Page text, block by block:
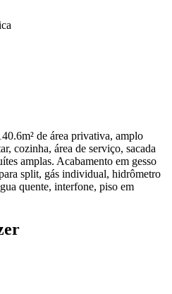
de área privativa, amplo
cozinha, área de serviço, sacada
amplas. Acabamento em gesso
split, gás individual, hidrômetro
quente, interfone, piso em